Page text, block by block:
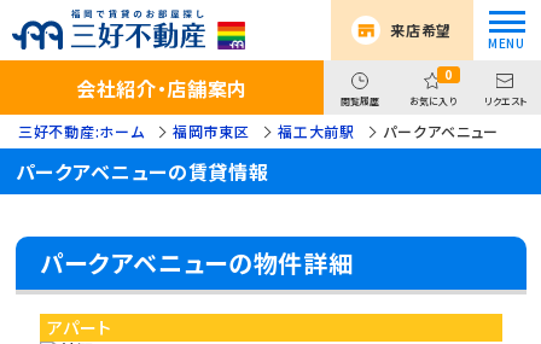
来店希望
会社紹介・店舗案内 閲覧履歴
0
お気に入り リクエスト
三好不動産:ホーム 福岡市東区 福工大前駅 パークアベニュー
パークアベニューの賃貸情報
パークアベニューの物件詳細
アパート